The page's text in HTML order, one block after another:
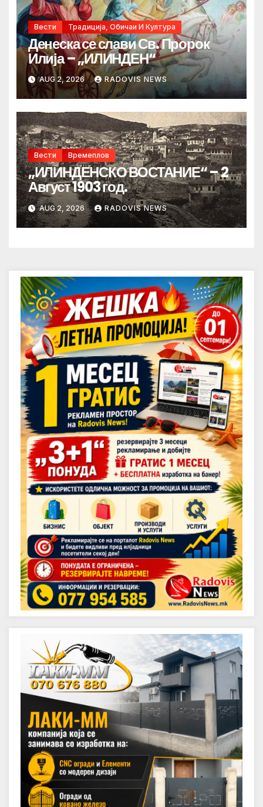
Вести Традиција, Обичаи И Култура
Денеска се слави Св. Пророк
Илија – „ИЛИНДЕН“
AUG 2, 2026 RADOVIS NEWS
Вести Времеплов
„ИЛИНДЕНСКО ВОСТАНИЕ“ – 2
Август 1903 год.
AUG 2, 2026 RADOVIS NEWS